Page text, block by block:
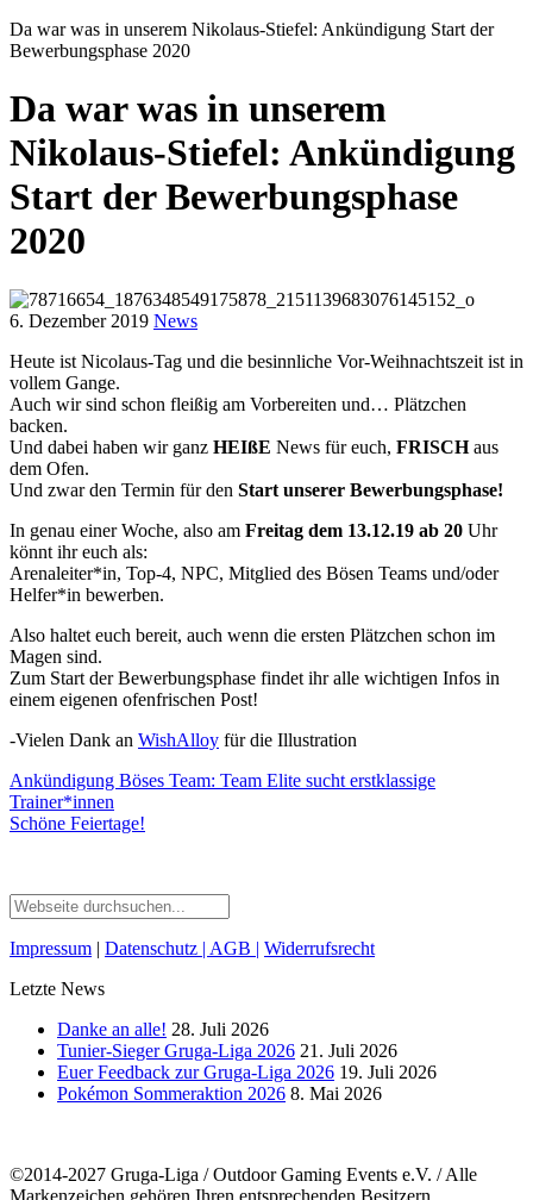
Da war was in unserem Nikolaus-Stiefel: Ankündigung Start der
Bewerbungsphase 2020
Da war was in unserem
Nikolaus-Stiefel: Ankündigung
Start der Bewerbungsphase
2020
6. Dezember 2019 News
Heute ist Nicolaus-Tag und die besinnliche Vor-Weihnachtszeit ist in
vollem Gange.
Auch wir sind schon fleißig am Vorbereiten und… Plätzchen
backen.
Und dabei haben wir ganz HEIßE News für euch, FRISCHaus
dem Ofen.
Und zwar den Termin für den Start unserer Bewerbungsphase!
In genau einer Woche, also am Freitag dem 13.12.19 ab 20 Uhr
könnt ihr euch als:
Arenaleiter*in, Top-4, NPC, Mitglied des Bösen Teams und/oder
Helfer*in bewerben.
Also haltet euch bereit, auch wenn die ersten Plätzchen schon im
Magen sind.
Zum Start der Bewerbungsphase findet ihr alle wichtigen Infos in
einem eigenen ofenfrischen Post!
-Vielen Dank an WishAlloy für die Illustration
Ankündigung Böses Team: Team Elite sucht erstklassige
Trainer*innen
Schöne Feiertage!
Impressum | Datenschutz | AGB | Widerrufsrecht
Letzte News
Danke an alle! 28. Juli 2026
Tunier-Sieger Gruga-Liga 2026 21. Juli 2026
Euer Feedback zur Gruga-Liga 2026 19. Juli 2026
Pokémon Sommeraktion 2026 8. Mai 2026
©2014-2027 Gruga-Liga / Outdoor Gaming Events e.V. / Alle
Markenzeichen gehören Ihren entsprechenden Besitzern.